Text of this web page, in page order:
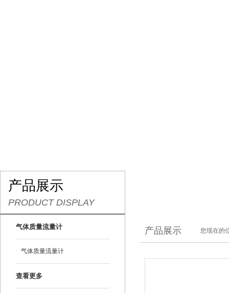
产品展示
PRODUCT DISPLAY
气体质量流量计
气体质量流量计
查看更多
产品展示 您现在的